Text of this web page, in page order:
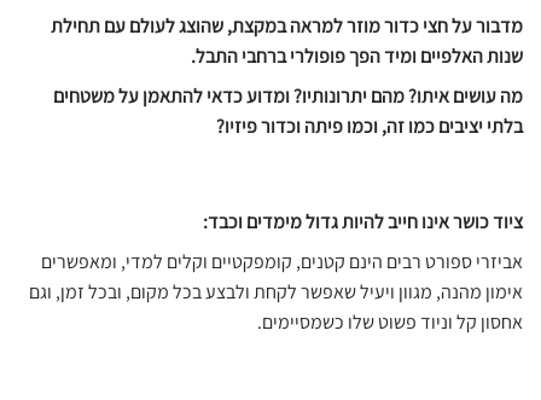
מדבור על חצי כדור מוזר למראה במקצת, שהוצג לעולם עם תחילת
שנות האלפיים ומיד הפך פופולרי ברחבי התבל.
מה עושים איתו? מהם יתרונותיו? ומדוע כדאי להתאמן על משטחים
בלתי יציבים כמו זה, וכמו פיתה וכדור פיזיו?
ציוד כושר אינו חייב להיות גדול מימדים וכבד:
אביזרי ספורט רבים הינם קטנים, קומפקטיים וקלים למדי, ומאפשרים
אימון מהנה, מגוון ויעיל שאפשר לקחת ולבצע בכל מקום, ובכל זמן, וגם
אחסון קל וניוד פשוט שלו כשמסיימים.